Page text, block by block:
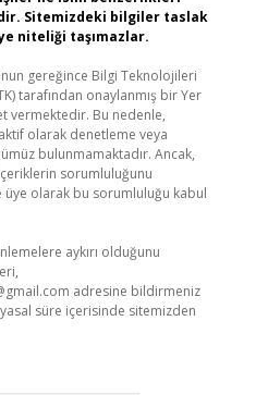
Sitemizdeki bilgiler taslak
niteliği taşımazlar.
gereğince Bilgi Teknolojileri
tarafından onaylanmış bir Yer
vermektedir. Bu nedenle,
olarak denetleme veya
bulunmamaktadır. Ancak,
sorumluluğunu
üye olarak bu sorumluluğu kabul
aykırı olduğunu
adresine bildirmeniz
süre içerisinde sitemizden